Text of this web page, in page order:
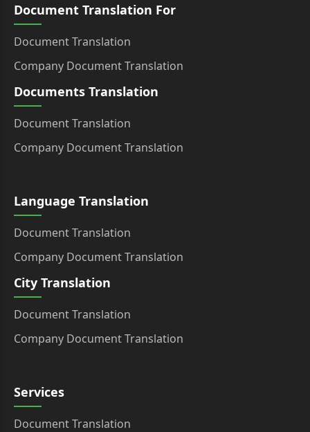
Document Translation For
Document Translation
Company Document Translation
Documents Translation
Document Translation
Company Document Translation
Language Translation
Document Translation
Company Document Translation
City Translation
Document Translation
Company Document Translation
Services
Document Translation